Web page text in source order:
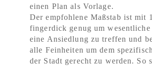
einen Plan als Vorlage.
Der empfohlene Maßstab ist mit
fingerdick genug um wesentliche
eine Ansiedlung zu treffen und
alle Feinheiten um dem
der Stadt gerecht zu werden. So